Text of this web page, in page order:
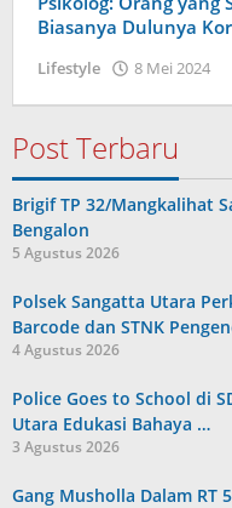
Biasanya Dulunya
Lifestyle 8 Mei 2024
Post Terbaru
Brigif TP 32/Mangkalihat
Bengalon
5 Agustus 2026
Polsek Sangatta Utara
Barcode dan STNK
4 Agustus 2026
Police Goes to School di
Utara Edukasi Bahaya …
3 Agustus 2026
Gang Musholla Dalam RT